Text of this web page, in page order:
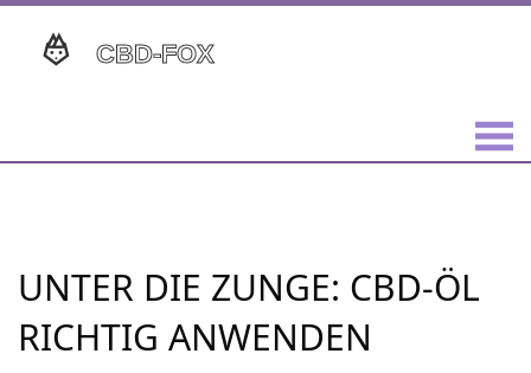
UNTER DIE ZUNGE: CBD-ÖL
RICHTIG ANWENDEN